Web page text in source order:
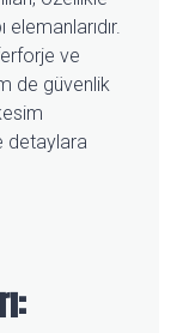
ve
de güvenlik
detaylara